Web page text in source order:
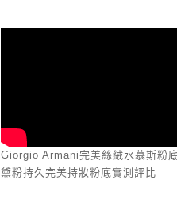
Giorgio Armani完美絲絨水慕斯粉
黛粉持久完美持妝粉底實測評比